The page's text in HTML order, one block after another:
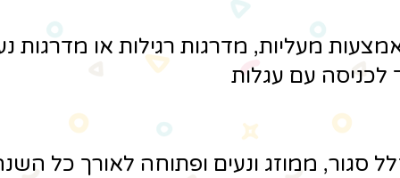
מעליות, מדרגות רגילות או מדרגות
לכניסה עם עגלות
ממוזג ונעים ופתוחה לאורך כל